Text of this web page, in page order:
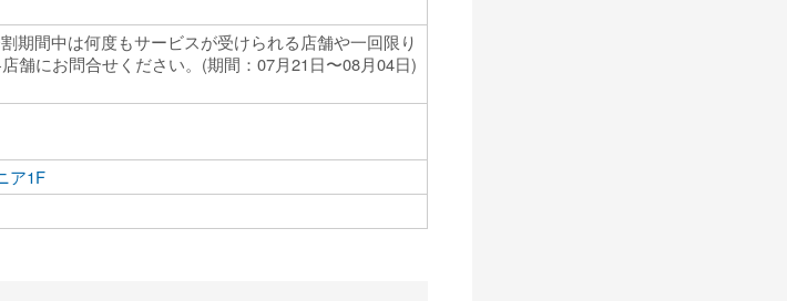
期間中は何度もサービスが受けられる店舗や一回限り
舗にお問合せください。(期間：07月21日〜08月04日)
ア1F